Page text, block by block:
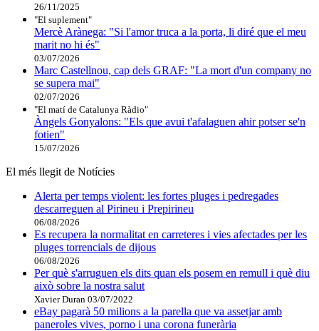
26/11/2025
"El suplement"
Mercè Arànega: "Si l'amor truca a la porta, li diré que el meu
marit no hi és"
03/07/2026
Marc Castellnou, cap dels GRAF: "La mort d'un company no
se supera mai"
02/07/2026
"El matí de Catalunya Ràdio"
Àngels Gonyalons: "Els que avui t'afalaguen ahir potser se'n
fotien"
15/07/2026
El més llegit de Notícies
Alerta per temps violent: les fortes pluges i pedregades
descarreguen al Pirineu i Prepirineu
06/08/2026
Es recupera la normalitat en carreteres i vies afectades per les
pluges torrencials de dijous
06/08/2026
Per què s'arruguen els dits quan els posem en remull i què diu
això sobre la nostra salut
Xavier Duran 03/07/2022
eBay pagarà 50 milions a la parella que va assetjar amb
paneroles vives, porno i una corona funerària